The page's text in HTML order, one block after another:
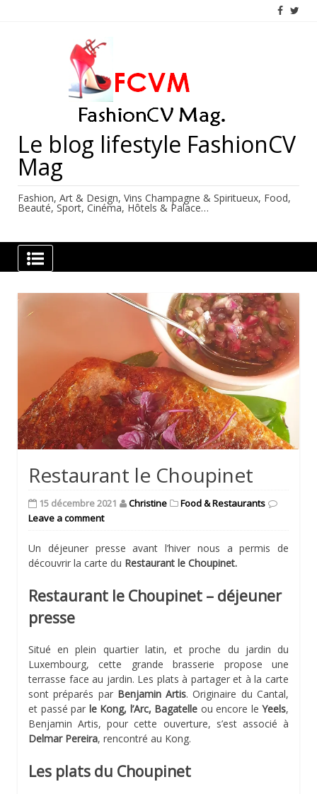
Le blog lifestyle FashionCV
Mag
Fashion, Art & Design, Vins Champagne & Spiritueux, Food,
Beauté, Sport, Cinéma, Hôtels & Palace…
Restaurant le Choupinet
15 décembre 2021 Christine
Food & Restaurants
Leave a comment
Un déjeuner presse avant l’hiver nous a permis de
découvrir la carte du Restaurant le Choupinet.
Restaurant le Choupinet – déjeuner
presse
Situé en plein quartier latin, et proche du jardin du
Luxembourg, cette grande brasserie propose une
terrasse face au jardin. Les plats à partager et à la carte
sont préparés par Benjamin Artis. Originaire du Cantal,
et passé par le Kong, l’Arc, Bagatelle ou encore le Yeels,
Benjamin Artis, pour cette ouverture, s’est associé à
Delmar Pereira, rencontré au Kong.
Les plats du Choupinet